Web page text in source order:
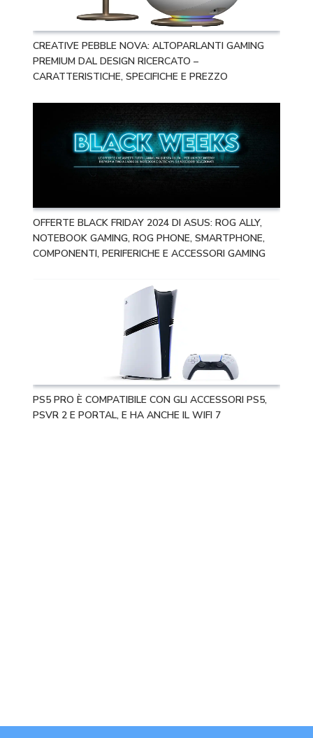
CREATIVE PEBBLE NOVA: ALTOPARLANTI GAMING
PREMIUM DAL DESIGN RICERCATO –
CARATTERISTICHE, SPECIFICHE E PREZZO
OFFERTE BLACK FRIDAY 2024 DI ASUS: ROG ALLY,
NOTEBOOK GAMING, ROG PHONE, SMARTPHONE,
COMPONENTI, PERIFERICHE E ACCESSORI GAMING
PS5 PRO È COMPATIBILE CON GLI ACCESSORI PS5,
PSVR 2 E PORTAL, E HA ANCHE IL WIFI 7